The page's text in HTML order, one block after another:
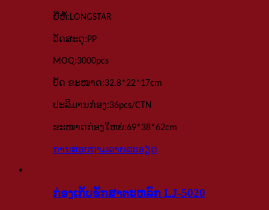
ຍີ່ຫໍ້:LONGSTAR
ວັດສະດຸ:PP
MOQ:3000pcs
ບັດ ຂະໜາດ:32.8*22*17cm
ປະລິມານກ່ອງ:36pcs/CTN
ຂະໜາດກ່ອງໃຫຍ່:69*38*62cm
ການສອບຖາມລາຍລະອຽດ
ກ່ອງເກັບຮັກສາຕະຫລົກ LJ-5020